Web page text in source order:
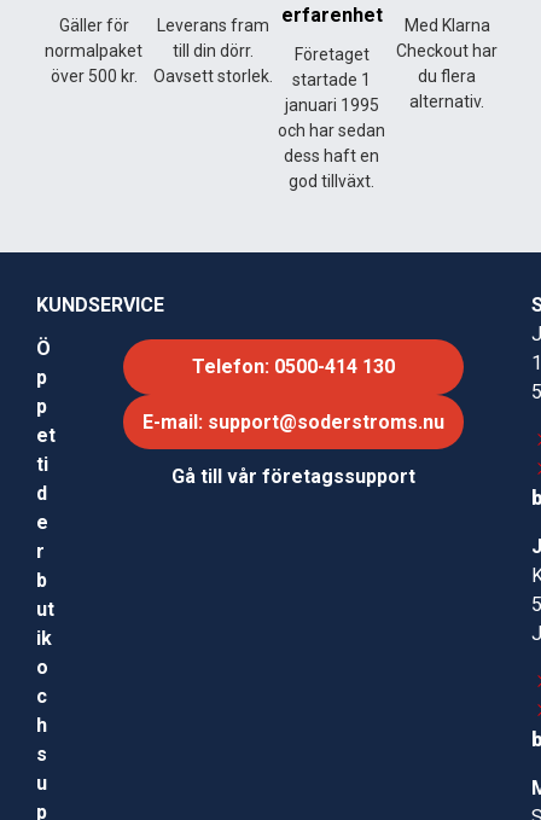
Gäller för
normalpaket
över 500 kr.
Leverans fram
till din dörr.
Oavsett storlek.
erfarenhet
Företaget
startade 1
januari 1995
och har sedan
dess haft en
god tillväxt.
Med Klarna
Checkout har
du flera
alternativ.
KUNDSERVICE
Ö
p
p
et
ti
d
e
r
b
ut
ik
o
c
h
s
u
p
Telefon: 0500-414 130
E-mail: support@soderstroms.nu
Gå till vår företagssupport